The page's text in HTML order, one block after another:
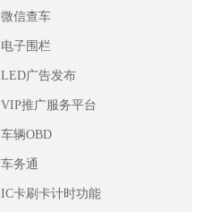
微信查车
电子围栏
LED广告发布
VIP推广服务平台
车辆OBD
车务通
IC卡刷卡计时功能